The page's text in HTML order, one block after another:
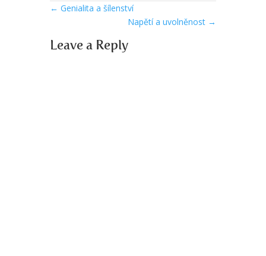
← Genialita a šílenství
Napětí a uvolněnost →
Leave a Reply